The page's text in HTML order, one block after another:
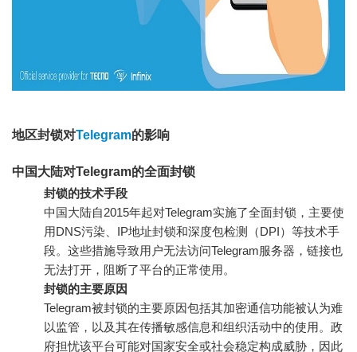
地区封锁对Telegram的影响
中国大陆对Telegram的全面封锁
封锁的技术手段
中国大陆自2015年起对Telegram实施了全面封锁，主要使
用DNS污染、IP地址封锁和深度包检测（DPI）等技术手
段。这些措施导致用户无法访问Telegram服务器，链接也
无法打开，阻断了平台的正常使用。
封锁的主要原因
Telegram被封锁的主要原因包括其加密通信功能被认为难
以监管，以及其在传播敏感信息和组织活动中的使用。政
府担忧该平台可能对国家安全或社会稳定构成威胁，因此